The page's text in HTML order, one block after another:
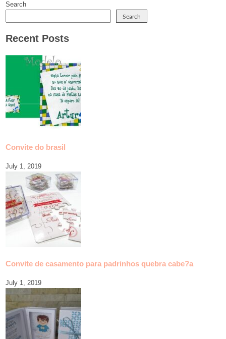
Search
Search
Recent Posts
Convite do brasil
July 1, 2019
Convite de casamento para padrinhos quebra cabe?a
July 1, 2019